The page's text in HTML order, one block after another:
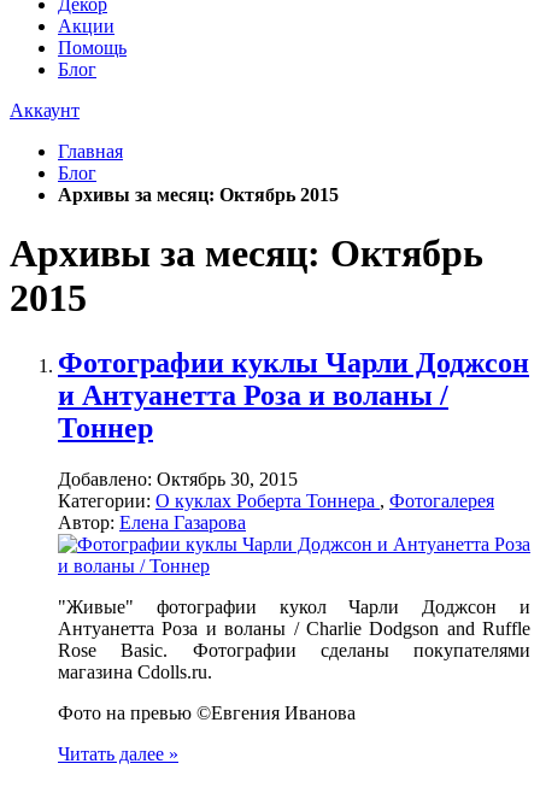
Декор
Акции
Помощь
Блог
Аккаунт
Главная
Блог
Архивы за месяц: Октябрь 2015
Архивы за месяц: Октябрь
2015
Фотографии куклы Чарли Доджсон
и Антуанетта Роза и воланы /
Тоннер
Добавлено: Октябрь 30, 2015
Категории: О куклах Роберта Тоннера , Фотогалерея
Автор: Елена Газарова
"Живые" фотографии кукол Чарли Доджсон и
Антуанетта Роза и воланы / Charlie Dodgson and Ruffle
Rose Basic. Фотографии сделаны покупателями
магазина Cdolls.ru.
Фото на превью ©Евгения Иванова
Читать далее »